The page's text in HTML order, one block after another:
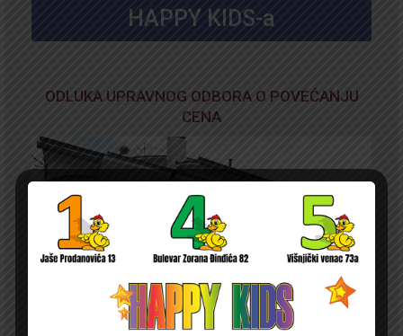
HAPPY KIDS-a
ODLUKA UPRAVNOG ODBORA O POVEĆANJU
CENA